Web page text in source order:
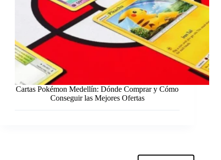
Cartas Pokémon Medellín: Dónde Comprar y Cómo
Conseguir las Mejores Ofertas